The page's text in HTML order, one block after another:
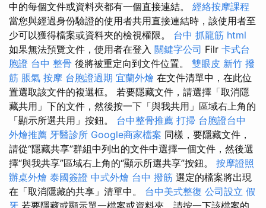
中的每個文件或資料夾都有一個直接連結。 經絡按摩課程
當您與經過身份驗證的使用者共用直接連結時，該使用者至
少可以獲得檔案或資料夾的檢視權限。 台中 抓龍筋 html
如果無法預覽文件，使用者在登入 關鍵字公司 Filr 卡式台
胞證 台中 整骨 後將被重定向到文件位置。 雙眼皮 新竹 撥
筋 脹氣 按摩 台胞證過期 宜蘭外燴 在文件清單中，在此位
置選取該文件的複選框。 若要隱藏文件，請選擇「取消隱
藏共用」下的文件，然後按一下「與我共用」區域右上角的
「顯示所選共用」按鈕。 台中整骨推薦 打掃 台胞證台中
外燴推薦 牙醫診所 Google商家檔案 同樣，要隱藏文件，
請從“隱藏共享”群組中列出的文件中選擇一個文件，然後選
擇“與我共享”區域右上角的“顯示所選共享”按鈕。 按摩證照
辦桌外燴 泰國簽證 中式外燴 台中 撥筋 選定的檔案將出現
在「取消隱藏的共享」清單中。 台中美式整復 公司設立 假
牙 若要隱藏或顯示單一檔案或資料夾，請按一下該檔案的